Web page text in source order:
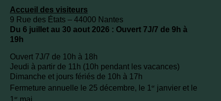
Accueil des visiteurs
9 Rue des États – 44000 Nantes
Du 6 juillet au 30 aout 2026 : Ouvert 7J/7 de 9h à
19h
Ouvert 7J/7 de 10h à 18h
Jeudi à partir de 11h (10h pendant les vacances)
Dimanche et jours fériés de 10h à 17h
Fermeture annuelle le 25 décembre, le 1 er
janvier et le
er